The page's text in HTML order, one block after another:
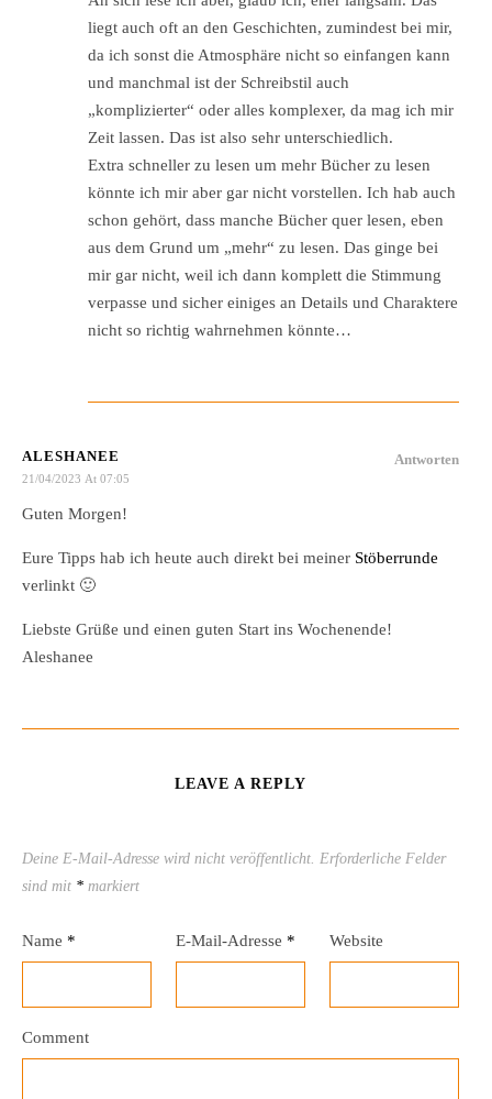
liegt auch oft an den Geschichten, zumindest bei mir,
da ich sonst die Atmosphäre nicht so einfangen kann
und manchmal ist der Schreibstil auch
„komplizierter“ oder alles komplexer, da mag ich mir
Zeit lassen. Das ist also sehr unterschiedlich.
Extra schneller zu lesen um mehr Bücher zu lesen
könnte ich mir aber gar nicht vorstellen. Ich hab auch
schon gehört, dass manche Bücher quer lesen, eben
aus dem Grund um „mehr“ zu lesen. Das ginge bei
mir gar nicht, weil ich dann komplett die Stimmung
verpasse und sicher einiges an Details und Charaktere
nicht so richtig wahrnehmen könnte…
ALESHANEE
21/04/2023 At 07:05
Antworten
Guten Morgen!
Eure Tipps hab ich heute auch direkt bei meiner Stöberrunde
verlinkt 🙂
Liebste Grüße und einen guten Start ins Wochenende!
Aleshanee
LEAVE A REPLY
Deine E-Mail-Adresse wird nicht veröffentlicht. Erforderliche Felder
sind mit * markiert
Name * E-Mail-Adresse * Website
Comment